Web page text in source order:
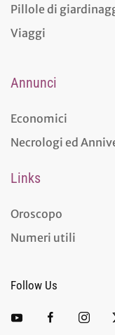
Pillole di
Viaggi
Annunci
Economici
Necrologi ed
Links
Oroscopo
Numeri utili
Follow Us